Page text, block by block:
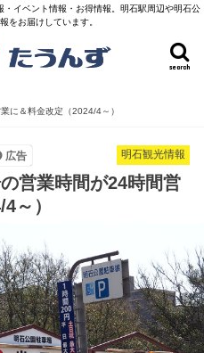
イベント情報・お得情報。明石駅周辺や明石公
をお届けしています。
search
に＆料金改定（2024/4～）
明石観光情報
広告
営業時間が24時間営
～）